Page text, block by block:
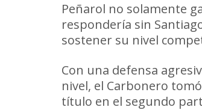
Peñarol no solamente
respondería sin
sostener su nivel
Con una defensa
nivel, el Carbonero
título en el segundo